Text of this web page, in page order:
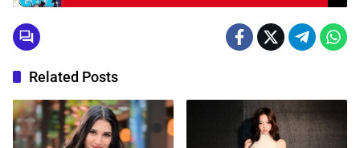
Related Posts